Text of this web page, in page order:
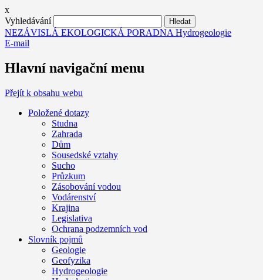
x
Vyhledávání
NEZÁVISLÁ EKOLOGICKÁ PORADNA Hydrogeologie
E-mail
Hlavní navigační menu
Přejít k obsahu webu
Položené dotazy
Studna
Zahrada
Dům
Sousedské vztahy
Sucho
Průzkum
Zásobování vodou
Vodárenství
Krajina
Legislativa
Ochrana podzemních vod
Slovník pojmů
Geologie
Geofyzika
Hydrogeologie